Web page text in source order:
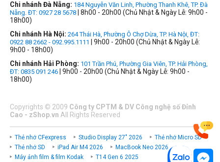
Chi nhánh Đà Nẵng: 184 Nguyễn Văn Linh, Phường Thanh Khê, TP. Đà
Nẵng. ĐT: 0927 28 5678 | 8h00 - 20h00 (Chủ Nhật & Ngày Lễ: 9h00 -
18h00)
Chi nhánh Hà Nội: 264 Thái Hà, Phường Ô Chợ Dừa, TP. Hà Nội, ĐT:
0922 88 2662 - 092.995.1111
| 9h00 - 20h00 (Chủ Nhật & Ngày Lễ:
9h00 - 18h00)
Chi nhánh Hải Phòng: 101 Trần Phú, Phường Gia Viên, TP. Hải Phòng,
ĐT: 0835 091 246 | 9h00 - 20h00 (Chủ Nhật & Ngày Lễ: 9h00 -
18h00)
Copyrights © 2009 Công ty CPTM & DV Công nghệ số Đỉnh
Cao - zShop.vn All Rights Reserved
Thẻ nhớ CFexpress Studio Display 27" 2026
Thẻ nhớ Micro SD
Thẻ nhớ SD
iPad Air M4 2026
MacBook Neo 2026
Máy ảnh film & film Kodak
T14 Gen 6 2025